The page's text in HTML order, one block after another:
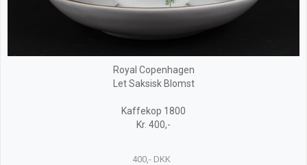
Royal Copenhagen
Let Saksisk Blomst
Kaffekop 1800
Kr. 400,-
400,- DKK